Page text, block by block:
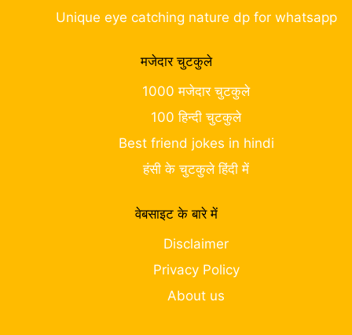
Unique eye catching nature dp for whatsapp
मजेदार चुटकुले
1000 मजेदार चुटकुले
100 हिन्दी चुटकुले
Best friend jokes in hindi
हंसी के चुटकुले हिंदी में
वेबसाइट के बारे में
Disclaimer
Privacy Policy
About us